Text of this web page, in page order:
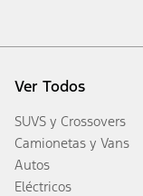
Ver Todos
SUVS y Crossovers
Camionetas y Vans
Autos
Eléctricos